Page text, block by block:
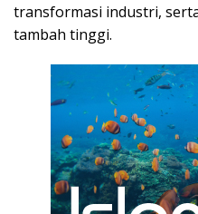
transformasi industri,
tambah tinggi.